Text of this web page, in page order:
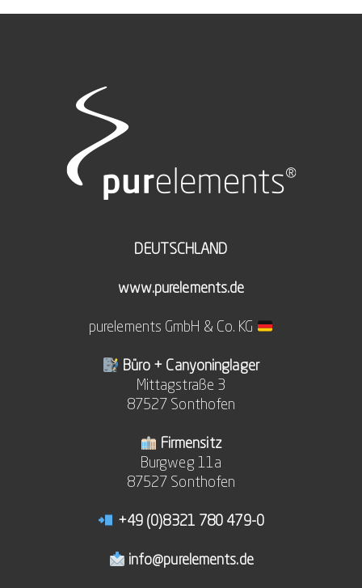
DEUTSCHLAND
www.purelements.de
purelements GmbH & Co. KG
Büro + Canyoninglager
Mittagstraße 3
87527 Sonthofen
Firmensitz
Burgweg 11a
87527 Sonthofen
+49 (0)8321 780 479-0
info@purelements.de